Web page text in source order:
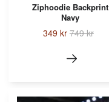
Ziphoodie Backprint
Navy
349 kr 749 kr